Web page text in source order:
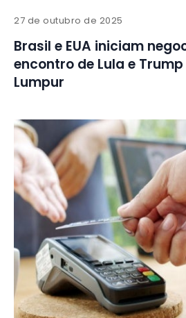
27 de outubro de 2025
Brasil e EUA iniciam
encontro de Lula e
Lumpur